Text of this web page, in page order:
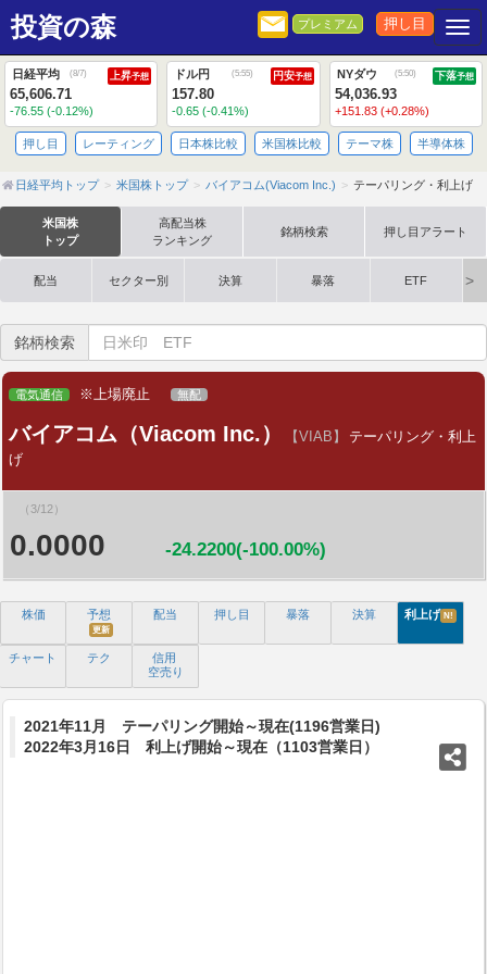
投資の森 プレミアム 押し目
日経平均 (8/7) 上昇予想
65,606.71
-76.55 (-0.12%)
ドル円 (5:55) 円安予想
157.80
-0.65 (-0.41%)
NYダウ (5:50) 下落予想
54,036.93
+151.83 (+0.28%)
押し目 レーティング 日本株比較 米国株比較 テーマ株 半導体株
日経平均トップ 米国株トップ バイアコム(Viacom Inc.) テーパリング・利上げ
米国株
トップ
高配当株
ランキング
銘柄検索 押し目アラート
配当 セクター別 決算 暴落 ETF
銘柄検索
電気通信 ※上場廃止 無配
バイアコム（Viacom Inc.） 【VIAB】
テーパリング・利上
げ
（3/12）
0.0000 -24.2200(-100.00%)
株価 予想
更新
配当 押し目 暴落 決算 利上げ N!
チャート テク
信用
空売り
2021年11月 テーパリング開始～現在(1196営業日)
2022年3月16日 利上げ開始～現在（1103営業日）